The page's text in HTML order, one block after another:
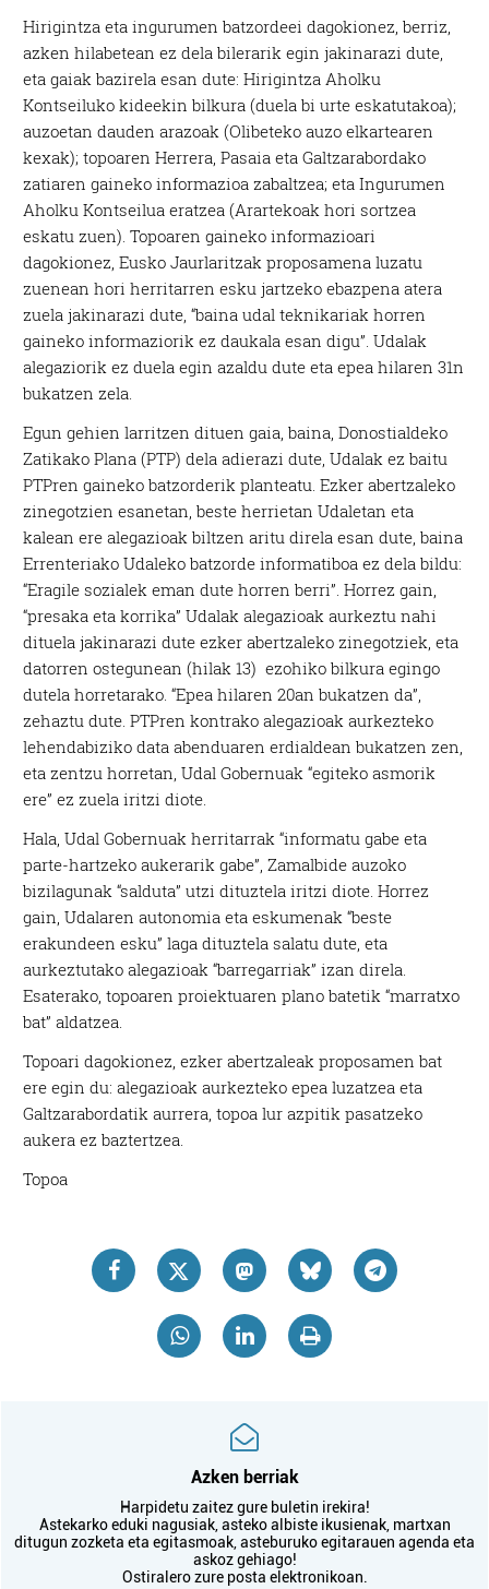
Hirigintza eta ingurumen batzordeei dagokionez, berriz,
azken hilabetean ez dela bilerarik egin jakinarazi dute,
eta gaiak bazirela esan dute: Hirigintza Aholku
Kontseiluko kideekin bilkura (duela bi urte eskatutakoa);
auzoetan dauden arazoak (Olibeteko auzo elkartearen
kexak); topoaren Herrera, Pasaia eta Galtzarabordako
zatiaren gaineko informazioa zabaltzea; eta Ingurumen
Aholku Kontseilua eratzea (Arartekoak hori sortzea
eskatu zuen). Topoaren gaineko informazioari
dagokionez, Eusko Jaurlaritzak proposamena luzatu
zuenean hori herritarren esku jartzeko ebazpena atera
zuela jakinarazi dute, “baina udal teknikariak horren
gaineko informaziorik ez daukala esan digu”. Udalak
alegaziorik ez duela egin azaldu dute eta epea hilaren 31n
bukatzen zela.
Egun gehien larritzen dituen gaia, baina, Donostialdeko
Zatikako Plana (PTP) dela adierazi dute, Udalak ez baitu
PTPren gaineko batzorderik planteatu. Ezker abertzaleko
zinegotzien esanetan, beste herrietan Udaletan eta
kalean ere alegazioak biltzen aritu direla esan dute, baina
Errenteriako Udaleko batzorde informatiboa ez dela bildu:
“Eragile sozialek eman dute horren berri”. Horrez gain,
“presaka eta korrika” Udalak alegazioak aurkeztu nahi
dituela jakinarazi dute ezker abertzaleko zinegotziek, eta
datorren ostegunean (hilak 13) ezohiko bilkura egingo
dutela horretarako. “Epea hilaren 20an bukatzen da”,
zehaztu dute. PTPren kontrako alegazioak aurkezteko
lehendabiziko data abenduaren erdialdean bukatzen zen,
eta zentzu horretan, Udal Gobernuak “egiteko asmorik
ere” ez zuela iritzi diote.
Hala, Udal Gobernuak herritarrak “informatu gabe eta
parte-hartzeko aukerarik gabe”, Zamalbide auzoko
bizilagunak “salduta” utzi dituztela iritzi diote. Horrez
gain, Udalaren autonomia eta eskumenak “beste
erakundeen esku” laga dituztela salatu dute, eta
aurkeztutako alegazioak “barregarriak” izan direla.
Esaterako, topoaren proiektuaren plano batetik “marratxo
bat” aldatzea.
Topoari dagokionez, ezker abertzaleak proposamen bat
ere egin du: alegazioak aurkezteko epea luzatzea eta
Galtzarabordatik aurrera, topoa lur azpitik pasatzeko
aukera ez baztertzea.
Topoa
Azken berriak
Harpidetu zaitez gure buletin irekira!
Astekarko eduki nagusiak, asteko albiste ikusienak, martxan
ditugun zozketa eta egitasmoak, asteburuko egitarauen agenda eta
askoz gehiago!
Ostiralero zure posta elektronikoan.